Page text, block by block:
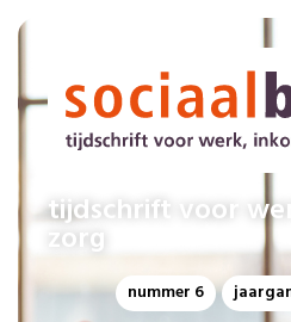
tijdschrift voor
zorg
nummer 6